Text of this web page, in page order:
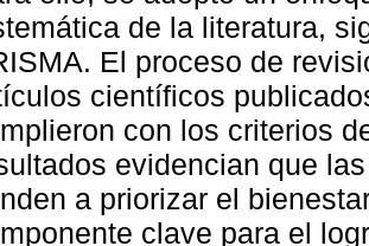
de la literatura,
El proceso de
científicos
con los criterios
evidencian que
a priorizar el
clave para el